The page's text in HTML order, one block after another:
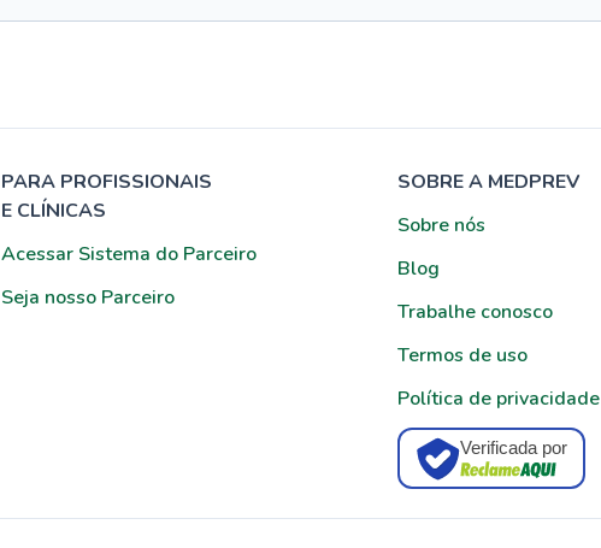
PARA PROFISSIONAIS
E CLÍNICAS
Acessar Sistema do Parceiro
Seja nosso Parceiro
SOBRE A MEDPREV
Sobre nós
Blog
Trabalhe conosco
Termos de uso
Política de privacidade
Verificada por